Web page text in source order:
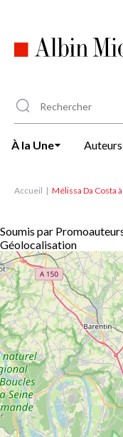
principal
À la Une Auteurs
Accueil Mélissa Da Costa
Soumis par
Géolocalisation